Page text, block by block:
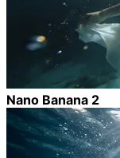
Nano Banana 2